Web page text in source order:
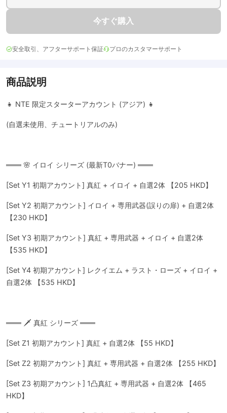
今すぐ購入
安全取引、アフターサポート保証 プロのカスタマーサポート
商品説明
👧 NTE 限定スターターアカウント (アジア) 👧
(自選未使用、チュートリアルのみ)
═══ 🌸 イロイ シリーズ (最新T0バナー) ═══
[Set Y1 初期アカウント] 真紅 + イロイ + 自選2体 【205 HKD】
[Set Y2 初期アカウント] イロイ + 専用武器(誤りの扉) + 自選2体
【230 HKD】
[Set Y3 初期アカウント] 真紅 + 専用武器 + イロイ + 自選2体
【535 HKD】
[Set Y4 初期アカウント] レクイエム + ラスト・ローズ + イロイ +
自選2体 【535 HKD】
═══ 🗡️ 真紅 シリーズ ═══
[Set Z1 初期アカウント] 真紅 + 自選2体 【55 HKD】
[Set Z2 初期アカウント] 真紅 + 専用武器 + 自選2体 【255 HKD】
[Set Z3 初期アカウント] 1凸真紅 + 専用武器 + 自選2体 【465
HKD】